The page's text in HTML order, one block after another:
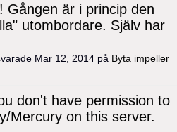
Gången är i princip den
utombordare. Själv har
Mar 12, 2014 på Byta impeller
don't have permission to
Mercury on this server.